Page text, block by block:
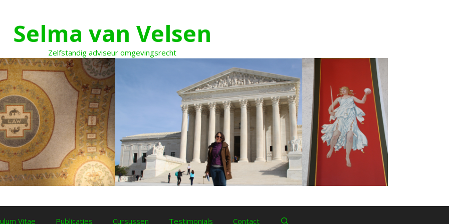
Selma van Velsen
Zelfstandig adviseur omgevingsrecht
Vitae Publicaties Cursussen Testimonials Contact